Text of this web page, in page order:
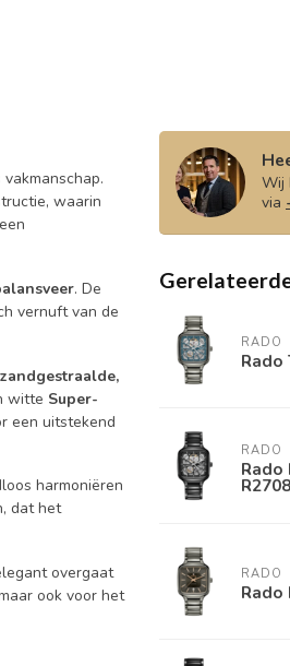
waarin
. De
vernuft van de
zandgestraalde,
witte Super-
een uitstekend
harmoniëren
dat het
overgaat
ook voor het
Wij
via
RADO
Rado
RADO
Rado
RADO
Rado